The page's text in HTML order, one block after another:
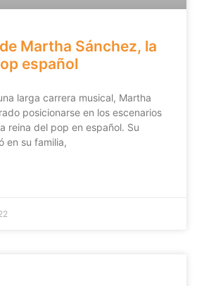
Martha Sánchez, la
español
larga carrera musical, Martha
posicionarse en los escenarios
reina del pop en español. Su
en su familia,